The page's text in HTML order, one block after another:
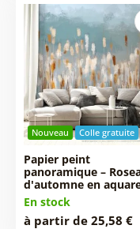
Nouveau Colle gratuite
Papier peint
panoramique –
d'automne en
En stock
à partir de 25,58 €